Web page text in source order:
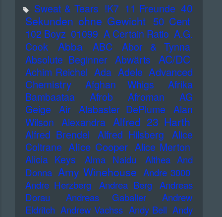
Sweat & Tears !K7 11 Freunde 40
Sekunden ohne Gewicht 50 Cent
102 Boyz 01099 A Certain Ratio A.G.
Cook
Abba ABC
Abor & Tynna
Absolute Beginner Abwärts AC/DC
Achim Reichel Ada Adele Advanced
Chemistry
Afghan Whigs
Afrika
Bambaataa
Afrob Afroman
AG
Geige
Air Alabaster DePlume
Alan
Wilson Alexandra Alfred 23 Harth
Alfred Brendel Alfred Hilsberg
Alice
Coltrane Alice Cooper Alice Merton
Alicia Keys
Alma Naidu
Althea And
Donna Amy Winehouse Andre 3000
Andre Herzberg
Andrea Berg
Andreas
Dorau
Andreas Gabalier
Andrew
Eldritch Andrew Vachss Andy Bell Andy